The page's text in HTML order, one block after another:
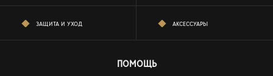
ЗАЩИТА И УХОД АКСЕССУАРЫ
ПОМОЩЬ